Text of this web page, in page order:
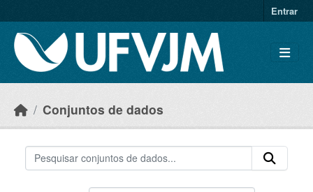
Entrar
Conjuntos de dados